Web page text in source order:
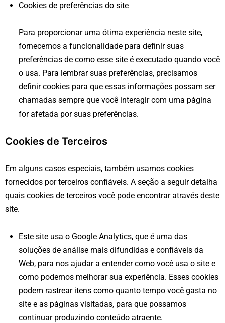
Cookies de preferências do site
Para proporcionar uma ótima experiência neste site,
fornecemos a funcionalidade para definir suas
preferências de como esse site é executado quando você
o usa. Para lembrar suas preferências, precisamos
definir cookies para que essas informações possam ser
chamadas sempre que você interagir com uma página
for afetada por suas preferências.
Cookies de Terceiros
Em alguns casos especiais, também usamos cookies
fornecidos por terceiros confiáveis. A seção a seguir detalha
quais cookies de terceiros você pode encontrar através deste
site.
Este site usa o Google Analytics, que é uma das
soluções de análise mais difundidas e confiáveis ​​da
Web, para nos ajudar a entender como você usa o site e
como podemos melhorar sua experiência. Esses cookies
podem rastrear itens como quanto tempo você gasta no
site e as páginas visitadas, para que possamos
continuar produzindo conteúdo atraente.